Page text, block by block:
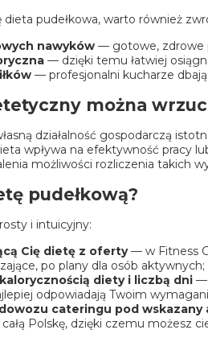
dieta pudełkowa, warto również
nawyków — gotowe, zdrowe
— dzięki temu łatwiej
— profesjonalni kucharze
można
działalność gospodarczą
wpływa na efektywność pracy
możliwości rozliczenia takich
pudełkową?
i intuicyjny:
Cię dietę z oferty— w Fitness
po plany dla osób aktywnych;
diety i liczbą dni —
odpowiadają Twoim
cateringu pod wskazany
Polskę, dzięki czemu możesz